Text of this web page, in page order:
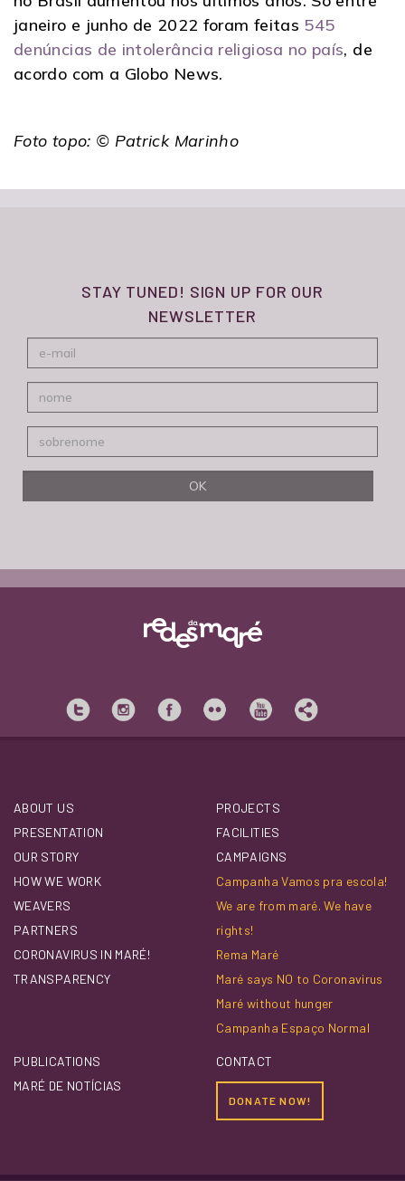
janeiro e junho de 2022 foram feitas 545
denúncias de intolerância religiosa no país, de
acordo com a Globo News.
Foto topo: © Patrick Marinho
STAY TUNED! SIGN UP FOR OUR
NEWSLETTER
ABOUT US
PRESENTATION
OUR STORY
HOW WE WORK
WEAVERS
PARTNERS
CORONAVIRUS IN MARÉ!
TRANSPARENCY
PROJECTS
FACILITIES
CAMPAIGNS
Campanha Vamos pra escola!
We are from maré. We have
rights!
Rema Maré
Maré says NO to Coronavirus
Maré without hunger
Campanha Espaço Normal
PUBLICATIONS
MARÉ DE NOTÍCIAS
CONTACT
DONATE NOW!